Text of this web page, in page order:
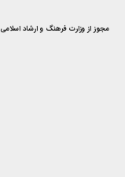
مجوز از وزارت فرهنگ و ارشاد اسلامی